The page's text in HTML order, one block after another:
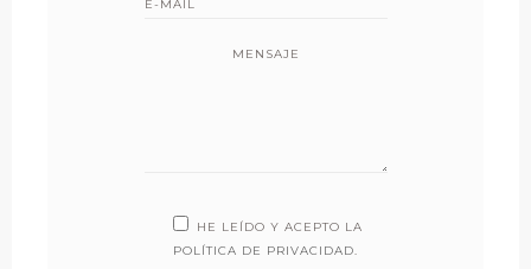
MENSAJE
HE LEÍDO Y ACEPTO LA
POLÍTICA DE PRIVACIDAD.